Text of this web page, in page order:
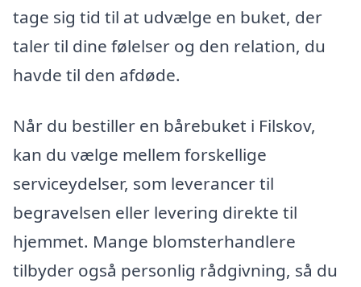
tage sig tid til at udvælge en buket, der
taler til dine følelser og den relation, du
havde til den afdøde.
Når du bestiller en bårebuket i Filskov,
kan du vælge mellem forskellige
serviceydelser, som leverancer til
begravelsen eller levering direkte til
hjemmet. Mange blomsterhandlere
tilbyder også personlig rådgivning, så du